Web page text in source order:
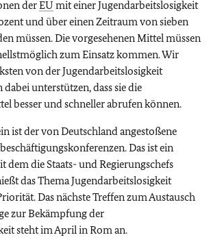
derEU mit einer Jugendarbeitslosigkeit
und über einen Zeitraum von sieben
müssen. Die vorgesehenen Mittel müssen
zum Einsatz kommen. Wir
von der Jugendarbeitslosigkeit
unterstützen, dass sie die
besser und schneller abrufen können.
ist der von Deutschland angestoßene
Das ist ein
dem die Staats- und Regierungschefs
das Thema Jugendarbeitslosigkeit
Das nächste Treffen zum Austausch
zur Bekämpfung der
steht im April in Rom an.